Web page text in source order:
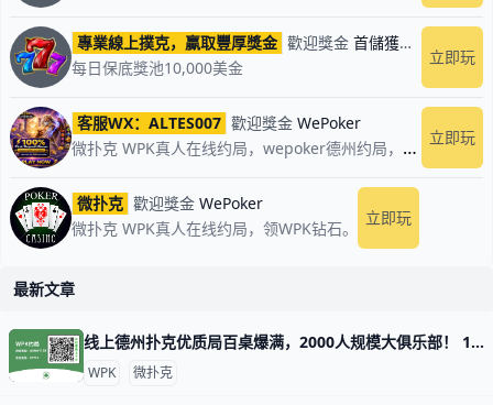
專業線上撲克，贏取豐厚獎金 歡迎獎金 首儲獲贈100%回饋
每日保底獎池10,000美金
立即玩
客服WX：ALTES007 歡迎獎金 WePoker
微扑克 WPK真人在线约局，wepoker德州约局，加微信客服上下分，领WPK钻石。 立即玩
微扑克 歡迎獎金 WePoker
微扑克 WPK真人在线约局，领WPK钻石。
立即玩
最新文章
线上德州扑克优质局百桌爆满，2000人规模大俱乐部！ 1. 什么是《微扑克》wepoker俱乐部？ 《微扑克》wepoker俱乐部是一个规模达2000人的线上德州扑克俱乐部，提供优质的游戏体验。 2. WP
WPK 微扑克